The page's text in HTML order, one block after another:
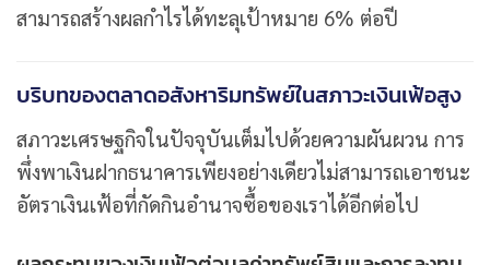
สามารถสร้างผลกำไรได้ทะลุเป้าหมาย 6% ต่อปี
บริบทของตลาดอสังหาริมทรัพย์ในสภาวะเงินเฟ้อสูง
สภาวะเศรษฐกิจในปัจจุบันเต็มไปด้วยความผันผวน การ
พึ่งพาเงินฝากธนาคารเพียงอย่างเดียวไม่สามารถเอาชนะ
อัตราเงินเฟ้อที่กัดกินอำนาจซื้อของเราได้อีกต่อไป